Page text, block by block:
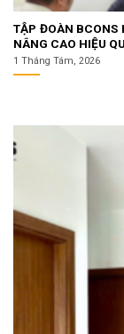
TẬP ĐOÀN BCONS
NÂNG CAO HIỆU
1 Tháng Tám, 2026